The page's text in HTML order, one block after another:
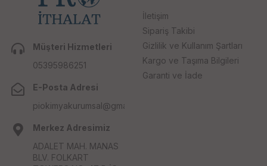
Müşteri Hizmetleri
05395986251
E-Posta Adresi
piokimyakurumsal@gmail.com
Merkez Adresimiz
ADALET MAH. MANAS
BLV. FOLKART
İletişim
Sipariş Takibi
Gizlilik ve Kullanım Şartları
Kargo ve Taşıma Bilgileri
Garanti ve İade